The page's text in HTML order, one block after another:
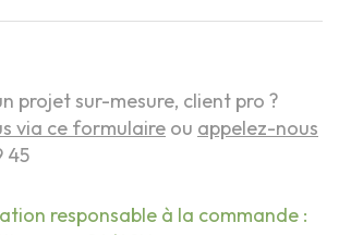
projet sur-mesure, client pro ?
via ce formulaire ou appelez-nous
45
responsable à la commande :